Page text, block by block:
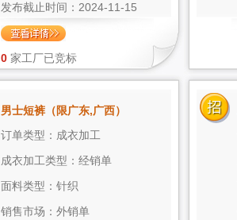
发布截止时间：2024-11-15
0 家工厂已竞标
男士短裤（限广东,广西）
订单类型：成衣加工
成衣加工类型：经销单
面料类型：针织
销售市场：外销单